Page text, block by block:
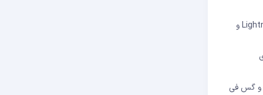
: بلاکچین‌های نسل اول مانند بیت کوین توانایی پردازش تعداد محدودی تراکنش در ثانیه دارند. راه‌حل‌هایی مانند Lightning Network و
و گس فی